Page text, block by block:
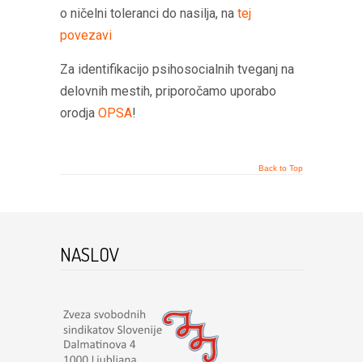
o ničelni toleranci do nasilja, na tej
povezavi
Za identifikacijo psihosocialnih tveganj na
delovnih mestih, priporočamo uporabo
orodja OPSA!
Back to Top
NASLOV